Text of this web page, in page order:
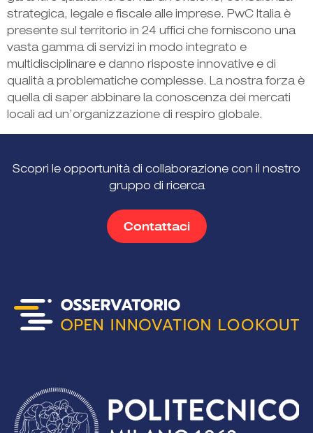
strategica, legale e fiscale alle imprese. PwC Italia è
presente sul territorio in 24 uffici che forniscono una
vasta gamma di servizi in modo integrato e
multidisciplinare e danno risposte innovative e di
qualità a problematiche complesse. La nostra forza è
quella di saper abbinare la conoscenza dei mercati
locali ad un’organizzazione di respiro globale.
Scopri le opportunità di collaborazione con il nostro
gruppo di ricerca
Contattaci